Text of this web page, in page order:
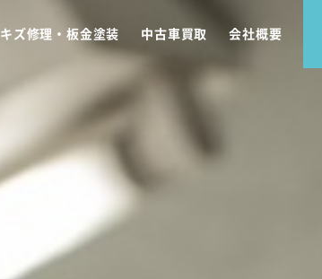
キズ修理・板金塗装 中古車買取 会社概要